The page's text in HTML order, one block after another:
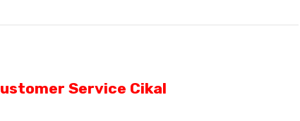
Service Cikal